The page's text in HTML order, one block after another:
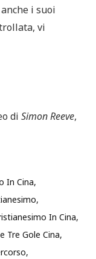
i suoi
vi
di Simon Reeve,
In Cina
In Cina
Tre Gole Cina